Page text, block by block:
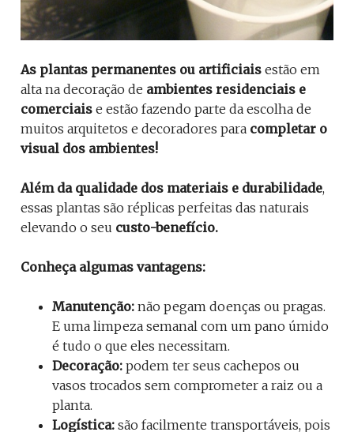
As plantas permanentes ou artificiais estão em
alta na decoração de ambientes residenciais e
comerciais e estão fazendo parte da escolha de
muitos arquitetos e decoradores para completar o
visual dos ambientes!
Além da qualidade dos materiais e durabilidade,
essas plantas são réplicas perfeitas das naturais
elevando o seu custo-benefício.
Conheça algumas vantagens:
Manutenção: não pegam doenças ou pragas.
E uma limpeza semanal com um pano úmido
é tudo o que eles necessitam.
Decoração: podem ter seus cachepos ou
vasos trocados sem comprometer a raiz ou a
planta.
Logística: são facilmente transportáveis, pois